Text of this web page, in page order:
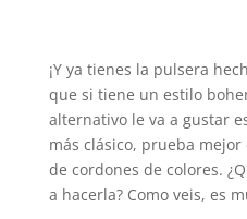
¡Y ya tienes la pulsera
que si tiene un estilo
alternativo le va a gustar
más clásico, prueba
de cordones de colores.
a hacerla? Como veis, es